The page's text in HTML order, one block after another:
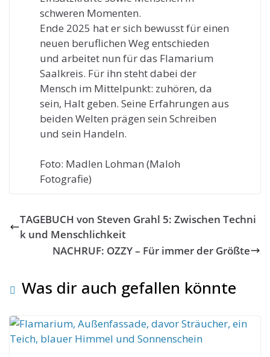
schweren Momenten.
Ende 2025 hat er sich bewusst für einen
neuen beruflichen Weg entschieden
und arbeitet nun für das Flamarium
Saalkreis. Für ihn steht dabei der
Mensch im Mittelpunkt: zuhören, da
sein, Halt geben. Seine Erfahrungen aus
beiden Welten prägen sein Schreiben
und sein Handeln.
Foto: Madlen Lohman (Maloh
Fotografie)
TAGEBUCH von Steven Grahl 5: Zwischen Techni
k und Menschlichkeit
NACHRUF: OZZY – Für immer der Größte
Was dir auch gefallen könnte